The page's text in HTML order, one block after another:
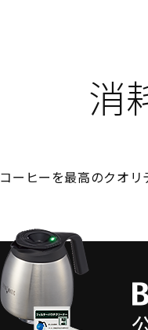
消
コーヒーを最高のクオリ